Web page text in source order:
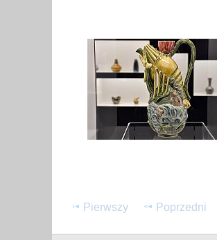
Pierwszy Poprzedni